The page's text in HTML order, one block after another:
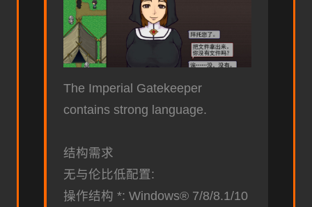
The Imperial Gatekeeper
contains strong language.
结构需求
无与伦比低配置:
操作结构 *: Windows® 7/8/8.1/10